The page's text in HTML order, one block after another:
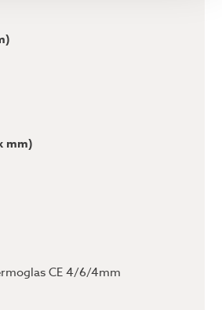
mm)
CE 4/6/4mm